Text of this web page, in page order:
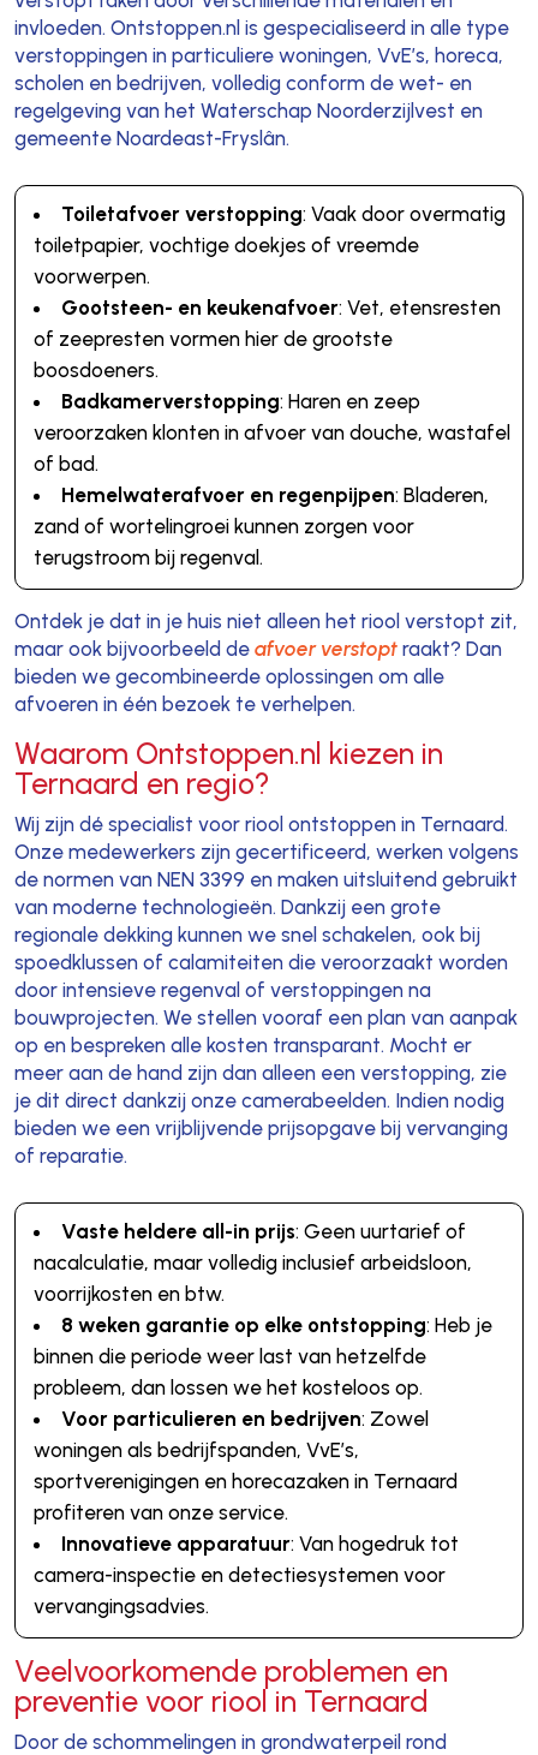
invloeden. Ontstoppen.nl is gespecialiseerd in alle type
verstoppingen in particuliere woningen, VvE’s, horeca,
scholen en bedrijven, volledig conform de wet- en
regelgeving van het Waterschap Noorderzijlvest en
gemeente Noardeast-Fryslân.
Toiletafvoer verstopping: Vaak door overmatig
toiletpapier, vochtige doekjes of vreemde
voorwerpen.
Gootsteen- en keukenafvoer: Vet, etensresten
of zeepresten vormen hier de grootste
boosdoeners.
Badkamerverstopping: Haren en zeep
veroorzaken klonten in afvoer van douche, wastafel
of bad.
Hemelwaterafvoer en regenpijpen: Bladeren,
zand of wortelingroei kunnen zorgen voor
terugstroom bij regenval.
Ontdek je dat in je huis niet alleen het riool verstopt zit,
maar ook bijvoorbeeld de afvoer verstoptraakt? Dan
bieden we gecombineerde oplossingen om alle
afvoeren in één bezoek te verhelpen.
Waarom Ontstoppen.nl kiezen in
Ternaard en regio?
Wij zijn dé specialist voor riool ontstoppen in Ternaard.
Onze medewerkers zijn gecertificeerd, werken volgens
de normen van NEN 3399 en maken uitsluitend gebruikt
van moderne technologieën. Dankzij een grote
regionale dekking kunnen we snel schakelen, ook bij
spoedklussen of calamiteiten die veroorzaakt worden
door intensieve regenval of verstoppingen na
bouwprojecten. We stellen vooraf een plan van aanpak
op en bespreken alle kosten transparant. Mocht er
meer aan de hand zijn dan alleen een verstopping, zie
je dit direct dankzij onze camerabeelden. Indien nodig
bieden we een vrijblijvende prijsopgave bij vervanging
of reparatie.
Vaste heldere all-in prijs: Geen uurtarief of
nacalculatie, maar volledig inclusief arbeidsloon,
voorrijkosten en btw.
8 weken garantie op elke ontstopping: Heb je
binnen die periode weer last van hetzelfde
probleem, dan lossen we het kosteloos op.
Voor particulieren en bedrijven: Zowel
woningen als bedrijfspanden, VvE’s,
sportverenigingen en horecazaken in Ternaard
profiteren van onze service.
Innovatieve apparatuur: Van hogedruk tot
camera-inspectie en detectiesystemen voor
vervangingsadvies.
Veelvoorkomende problemen en
preventie voor riool in Ternaard
Door de schommelingen in grondwaterpeil rond